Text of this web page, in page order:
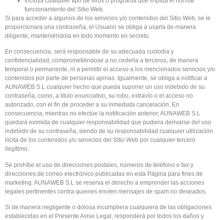
funcionamiento del Sitio Web.
Si para acceder a algunos de los servicios y/o contenidos del Sitio Web, se le
proporcionara una contraseña, el Usuario se obliga a usarla de manera
diligente, manteniéndola en todo momento en secreto.
En consecuencia, será responsable de su adecuada custodia y
confidencialidad, comprometiéndose a no cederla a terceros, de manera
temporal o permanente, ni a permitir el acceso a los mencionados servicios y/o
contenidos por parte de personas ajenas. Igualmente, se obliga a notificar a
AUNAWEB S.L cualquier hecho que pueda suponer un uso indebido de su
contraseña, como, a título enunciativo, su robo, extravío o el acceso no
autorizado, con el fin de proceder a su inmediata cancelación. En
consecuencia, mientras no efectúe la notificación anterior, AUNAWEB S.L
quedará eximida de cualquier responsabilidad que pudiera derivarse del uso
indebido de su contraseña, siendo de su responsabilidad cualquier utilización
ilícita de los contenidos y/o servicios del Sitio Web por cualquier tercero
ilegítimo.
Se prohíbe el uso de direcciones postales, números de teléfono o fax y
direcciones de correo electrónico publicadas en esta Página para fines de
marketing. AUNAWEB S.L se reserva el derecho a emprender las acciones
legales pertinentes contra quienes envíen mensajes de spam no deseados.
Si de manera negligente o dolosa incumpliera cualquiera de las obligaciones
establecidas en el Presente Aviso Legal, responderá por todos los daños y